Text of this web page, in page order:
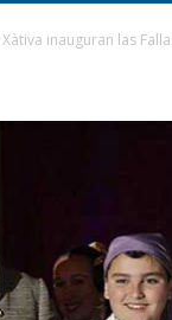
inauguran las